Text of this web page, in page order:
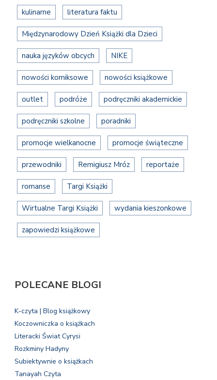
kulinarne literatura faktu
Międzynarodowy Dzień Książki dla Dzieci
nauka języków obcych NIKE
nowości komiksowe nowości książkowe
outlet podróże podręczniki akademickie
podręczniki szkolne poradniki
promocje wielkanocne promocje świąteczne
przewodniki Remigiusz Mróz reportaże
romanse Targi Książki
Wirtualne Targi Książki wydania kieszonkowe
zapowiedzi książkowe
POLECANE BLOGI
K-czyta | Blog książkowy
Koczowniczka o książkach
Literacki Świat Cyrysi
Rozkminy Hadyny
Subiektywnie o książkach
Tanayah Czyta